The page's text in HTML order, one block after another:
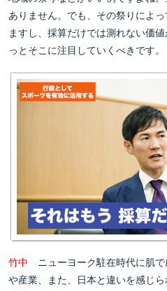
ありません。でも、その祭りによ
ますし、採算だけでは測れない価
っとそこに注目していくべきです。
竹中 ニューヨーク駐在時代に肌
や産業、また、日本と違いを感じ